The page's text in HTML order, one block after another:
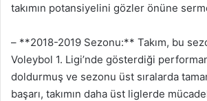
takımın potansiyelini gözler önüne
– **2018-2019 Sezonu:** Takım, bu
Voleybol 1. Ligi’nde gösterdiği
doldurmuş ve sezonu üst sıralarda
başarı, takımın daha üst liglerde